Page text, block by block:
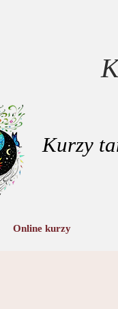
Kurzy
Online kurzy